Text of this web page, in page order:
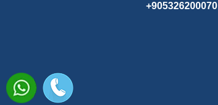
+905326200070